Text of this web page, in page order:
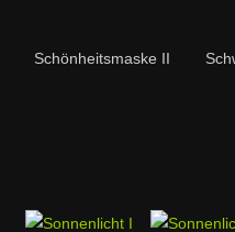
Schönheitsmaske II